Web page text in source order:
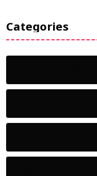
Categories